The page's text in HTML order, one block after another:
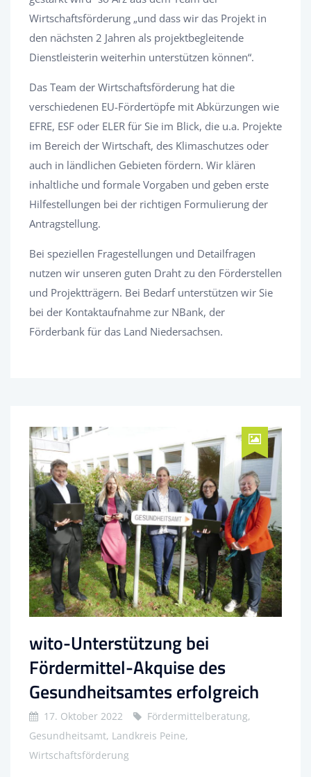
Wirtschaftsförderung „und dass wir das Projekt in
den nächsten 2 Jahren als projektbegleitende
Dienstleisterin weiterhin unterstützen können“.
Das Team der Wirtschaftsförderung hat die
verschiedenen EU-Fördertöpfe mit Abkürzungen wie
EFRE, ESF oder ELER für Sie im Blick, die u.a. Projekte
im Bereich der Wirtschaft, des Klimaschutzes oder
auch in ländlichen Gebieten fördern. Wir klären
inhaltliche und formale Vorgaben und geben erste
Hilfestellungen bei der richtigen Formulierung der
Antragstellung.
Bei speziellen Fragestellungen und Detailfragen
nutzen wir unseren guten Draht zu den Förderstellen
und Projektträgern. Bei Bedarf unterstützen wir Sie
bei der Kontaktaufnahme zur NBank, der
Förderbank für das Land Niedersachsen.
wito-Unterstützung bei
Fördermittel-Akquise des
Gesundheitsamtes erfolgreich
17. Oktober 2022
Fördermittelberatung,
Gesundheitsamt, Landkreis Peine,
Wirtschaftsförderung